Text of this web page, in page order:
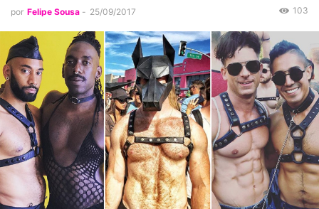
por Felipe Sousa - 25/09/2017 103